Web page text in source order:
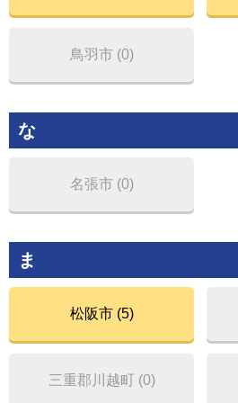
鳥羽市 (0)
な
名張市 (0)
ま
松阪市 (5)
三重郡川越町 (0)